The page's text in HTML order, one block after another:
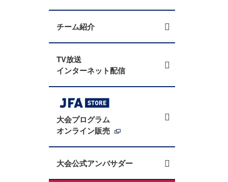
チーム紹介
TV放送
インターネット配信
大会プログラム
オンライン販売
大会公式アンバサダー